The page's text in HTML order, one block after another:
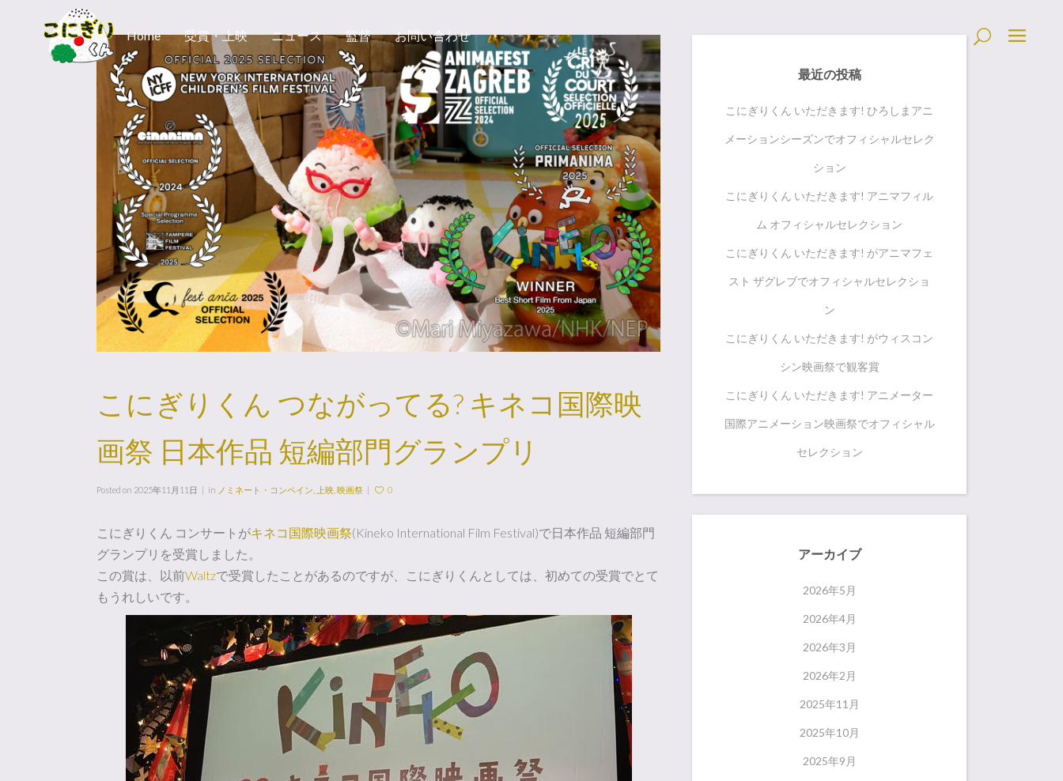
Home 受賞・上映 ニュース 監督 お問い合わせ
こにぎりくん つながってる? キネコ国際映
画祭 日本作品 短編部門グランプリ
Posted on 2025年11月11日 in ノミネート・コンペイン 上映 映画祭 0
こにぎりくん コンサートがキネコ国際映画祭(Kineko International Film Festival)で日本作品 短編部門
グランプリを受賞しました。
この賞は、以前Waltzで受賞したことがあるのですが、こにぎりくんとしては、初めての受賞でとて
もうれしいです。
最近の投稿
こにぎりくん いただきます! ひろしまアニ
メーションシーズンでオフィシャルセレク
ション
こにぎりくん いただきます! アニマフィル
ム オフィシャルセレクション
こにぎりくん いただきます! がアニマフェ
スト ザグレブでオフィシャルセレクショ
ン
こにぎりくん いただきます! がウィスコン
シン映画祭で観客賞
こにぎりくん いただきます! アニメーター
国際アニメーション映画祭でオフィシャル
セレクション
アーカイブ
2026年5月
2026年4月
2026年3月
2026年2月
2025年11月
2025年10月
2025年9月